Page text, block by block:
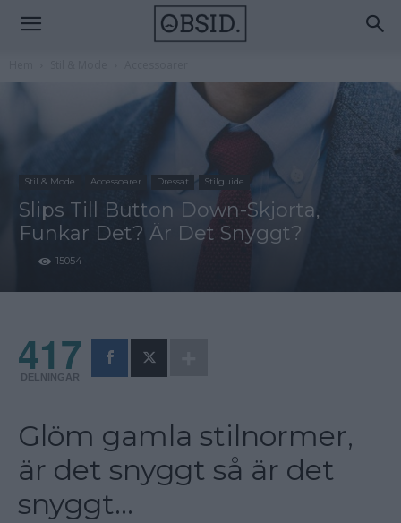
Stil & Mode Accessoarer Dressat Stilguide
Slips Till Button Down-Skjorta,
Funkar Det? Är Det Snyggt?
15054
417
DELNINGAR
Glöm gamla stilnormer,
är det snyggt så är det
snyggt…